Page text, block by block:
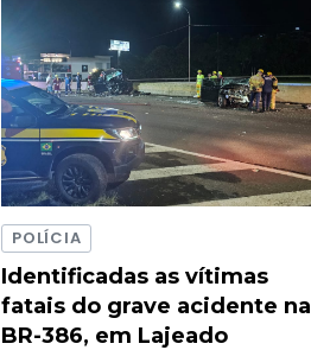
POLÍCIA
Identificadas as vítimas
fatais do grave acidente na
BR-386, em Lajeado